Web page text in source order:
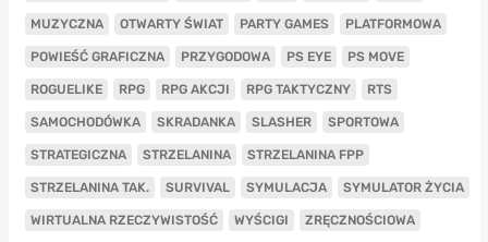
MUZYCZNA OTWARTY ŚWIAT PARTY GAMES PLATFORMOWA
POWIEŚĆ GRAFICZNA PRZYGODOWA PS EYE PS MOVE
ROGUELIKE RPG RPG AKCJI RPG TAKTYCZNY RTS
SAMOCHODÓWKA SKRADANKA SLASHER SPORTOWA
STRATEGICZNA STRZELANINA STRZELANINA FPP
STRZELANINA TAK. SURVIVAL SYMULACJA SYMULATOR ŻYCIA
WIRTUALNA RZECZYWISTOŚĆ WYŚCIGI ZRĘCZNOŚCIOWA